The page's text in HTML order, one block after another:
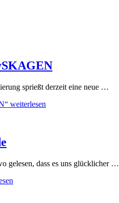
sprießt derzeit eine neue …
weiterlesen
gelesen, dass es uns glücklicher …